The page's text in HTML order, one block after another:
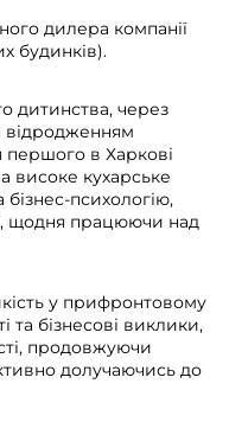
дилера компанії
будинків).
дитинства, через
відродженням
першого в Харкові
високе кухарське
психологію,
щодня працюючи над
у прифронтовому
та бізнесові виклики,
продовжуючи
долучаючись до